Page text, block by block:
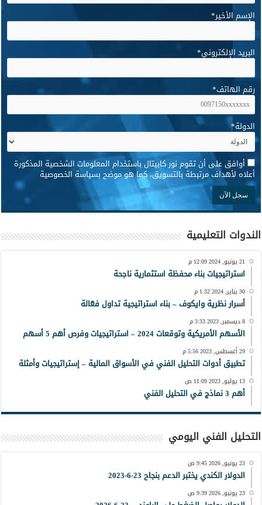
الإسم الأخير*
البريد الإلكتروني*
رقم الهاتف*
الدولة*
* أوافق على أن تقوم نور كابيتال باستخدام المعلومات الشخصية المذكورة
أعلاه لأهداف مرتبطة بالتسويق، كما هو موضح بسياسة الخصوصية
الندوات التعليمية
21 يونيو, 2024 12:09 م
استراتيجيات بناء محفظة استثمارية ناجحة
30 يناير, 2024 1:32 م
أسرار نظرية وايكوف – بناء استراتيجية تداول فعّالة
8 ديسمبر, 2023 3:33 م
الأسهم الأمريكية وتوقعات 2024 – استراتيجيات وفرص أهم 5 أسهم
29 أغسطس, 2023 5:56 م
تطبيق أدوات التحليل الفني في الأسواق المالية – إستراتيجيات وأمثلة
13 يوليو, 2023 11:09 ص
أهم 3 نماذج في التحليل الفني
التحليل الفني اليومي
23 يونيو, 2026 9:45 ص
الدولار الكندي يختبر الدعم بنجاح 23-6-2023
23 يونيو, 2026 9:39 ص